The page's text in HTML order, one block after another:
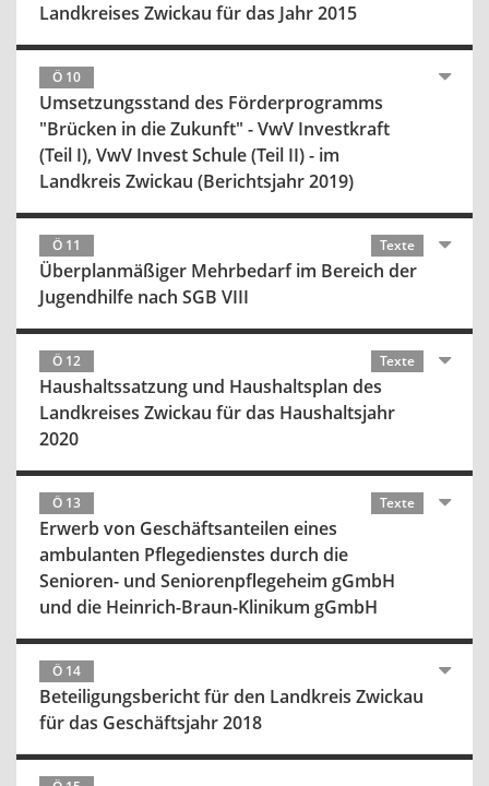
Landkreises Zwickau für das Jahr 2015
Ö 10
Umsetzungsstand des Förderprogramms
"Brücken in die Zukunft" - VwV Investkraft
(Teil I), VwV Invest Schule (Teil II) - im
Landkreis Zwickau (Berichtsjahr 2019)
Ö 11 Texte
Überplanmäßiger Mehrbedarf im Bereich der
Jugendhilfe nach SGB VIII
Ö 12 Texte
Haushaltssatzung und Haushaltsplan des
Landkreises Zwickau für das Haushaltsjahr
2020
Ö 13 Texte
Erwerb von Geschäftsanteilen eines
ambulanten Pflegedienstes durch die
Senioren- und Seniorenpflegeheim gGmbH
und die Heinrich-Braun-Klinikum gGmbH
Ö 14
Beteiligungsbericht für den Landkreis Zwickau
für das Geschäftsjahr 2018